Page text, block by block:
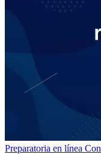
Preparatoria en línea